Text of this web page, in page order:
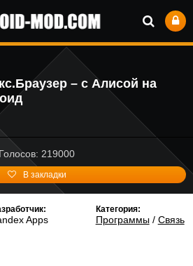
– с Алисой на
Голосов: 219000
В закладки
Apps
Категория:
Программы/ Связь